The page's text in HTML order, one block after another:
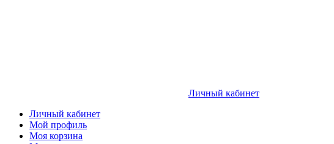
Личный кабинет
Личный кабинет
Мой профиль
Моя корзина